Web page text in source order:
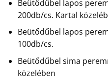
Beütődűbel lapos
200db/cs. Kartal
Beütődűbel lapos
100db/cs.
Beütődűbel sima
közelében